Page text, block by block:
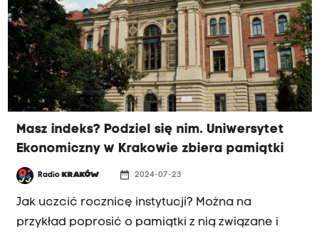
Jackiem Bańką. Przypomnijmy: 1 września dzieci
uchodźcze z Ukrainy będą podlegać
obowiązkowi szkolnemu i nauki w polskim
systemie oświaty.
Masz indeks? Podziel się nim. Uniwersytet
Ekonomiczny w Krakowie zbiera pamiątki
Radio KRAKÓW date_range 2024-07-23
Jak uczcić rocznicę instytucji? Można na
przykład poprosić o pamiątki z nią związane i